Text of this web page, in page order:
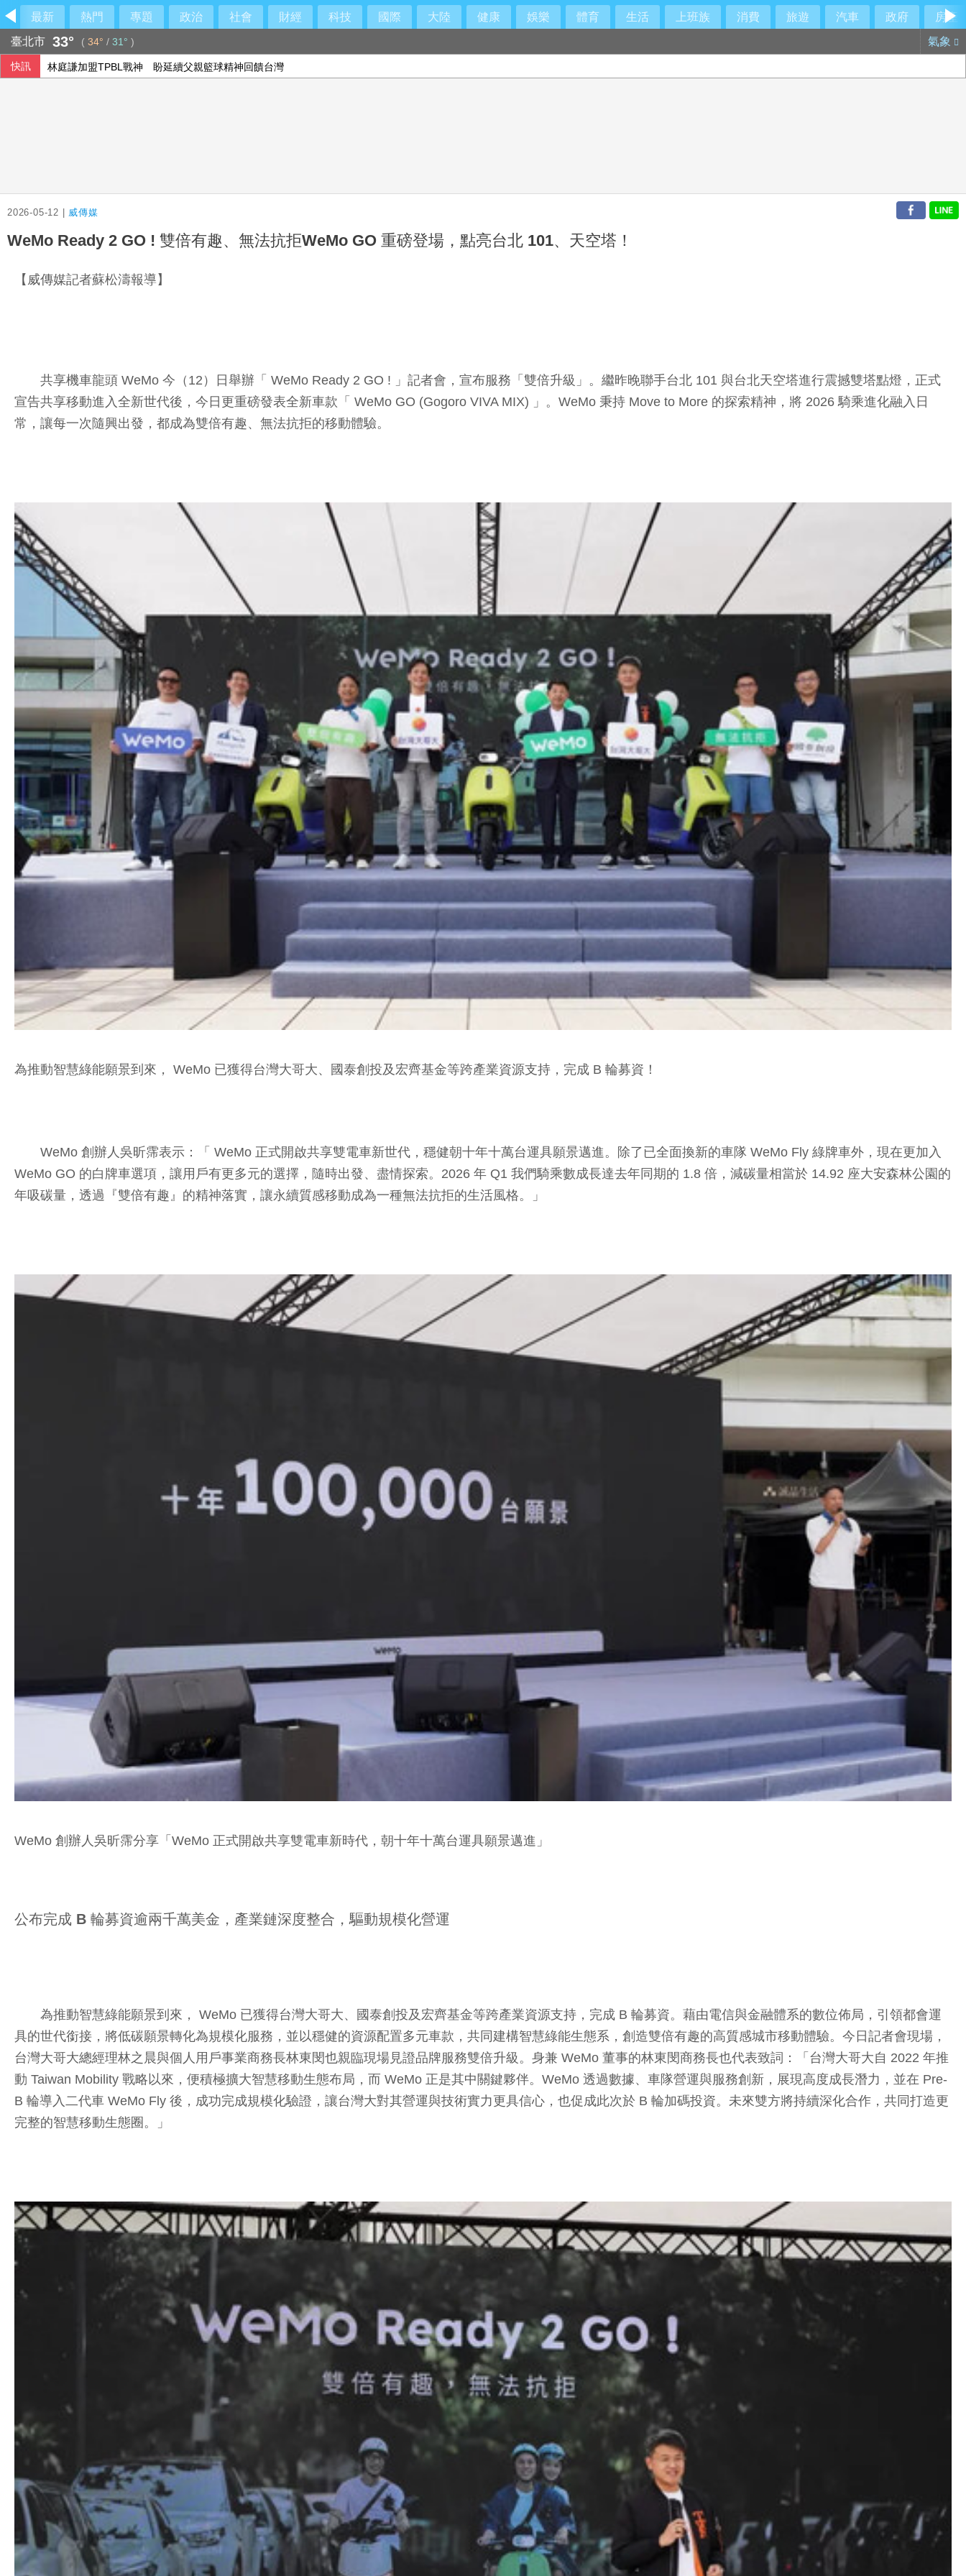
最新 熱門 專題 政治 社會 財經 科技 國際 大陸 健康 娛樂 體育 生活 上班族 消費 旅遊 汽車 政府
房產
臺北市 33° ( 34° / 31° ) 氣象
快訊 林庭謙加盟TPBL戰神 盼延續父親籃球精神回饋台灣
2026-05-12 | 威傳媒
WeMo Ready 2 GO ! 雙倍有趣、無法抗拒WeMo GO 重磅登場，點亮台北 101、天空塔！
【威傳媒記者蘇松濤報導】
共享機車龍頭 WeMo 今（12）日舉辦「 WeMo Ready 2 GO ! 」記者會，宣布服務「雙倍升級」。繼昨晚聯手台北 101 與台北天空塔進行震撼雙塔點燈，正式
宣告共享移動進入全新世代後，今日更重磅發表全新車款「 WeMo GO (Gogoro VIVA MIX) 」。WeMo 秉持 Move to More 的探索精神，將 2026 騎乘進化融入日
常，讓每一次隨興出發，都成為雙倍有趣、無法抗拒的移動體驗。
為推動智慧綠能願景到來， WeMo 已獲得台灣大哥大、國泰創投及宏齊基金等跨產業資源支持，完成 B 輪募資！
WeMo 創辦人吳昕霈表示：「 WeMo 正式開啟共享雙電車新世代，穩健朝十年十萬台運具願景邁進。除了已全面換新的車隊 WeMo Fly 綠牌車外，現在更加入
WeMo GO 的白牌車選項，讓用戶有更多元的選擇，隨時出發、盡情探索。2026 年 Q1 我們騎乘數成長達去年同期的 1.8 倍，減碳量相當於 14.92 座大安森林公園的
年吸碳量，透過『雙倍有趣』的精神落實，讓永續質感移動成為一種無法抗拒的生活風格。」
WeMo 創辦人吳昕霈分享「WeMo 正式開啟共享雙電車新時代，朝十年十萬台運具願景邁進」
公布完成 B 輪募資逾兩千萬美金，產業鏈深度整合，驅動規模化營運
為推動智慧綠能願景到來， WeMo 已獲得台灣大哥大、國泰創投及宏齊基金等跨產業資源支持，完成 B 輪募資。藉由電信與金融體系的數位佈局，引領都會運
具的世代銜接，將低碳願景轉化為規模化服務，並以穩健的資源配置多元車款，共同建構智慧綠能生態系，創造雙倍有趣的高質感城市移動體驗。今日記者會現場，
台灣大哥大總經理林之晨與個人用戶事業商務長林東閔也親臨現場見證品牌服務雙倍升級。身兼 WeMo 董事的林東閔商務長也代表致詞：「台灣大哥大自 2022 年推
動 Taiwan Mobility 戰略以來，便積極擴大智慧移動生態布局，而 WeMo 正是其中關鍵夥伴。WeMo 透過數據、車隊營運與服務創新，展現高度成長潛力，並在 Pre-
B 輪導入二代車 WeMo Fly 後，成功完成規模化驗證，讓台灣大對其營運與技術實力更具信心，也促成此次於 B 輪加碼投資。未來雙方將持續深化合作，共同打造更
完整的智慧移動生態圈。」